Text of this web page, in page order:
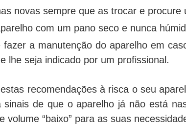
novas sempre que as trocar e procure
com um pano seco e nunca
fazer a manutenção do aparelho em
lhe seja indicado por um profissional.
recomendações à risca o seu
sinais de que o aparelho já não está
volume “baixo” para as suas